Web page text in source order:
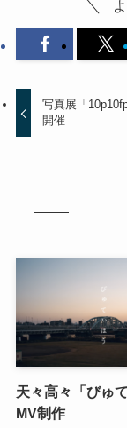
写真展「
開催
天々高々「びゅ
MV制作